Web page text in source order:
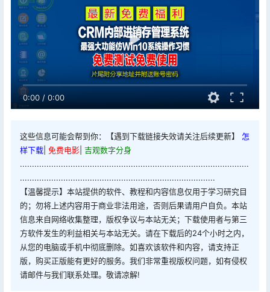
0:00 / 0:00
这些信息可能会帮到你：【遇到下载链接失效请关注后续更新】 怎
样下载 免费电影 吉观数字分身
...............................................................................................
.................................................................................
【温馨提示】本站提供的软件、教程和内容信息仅用于学习研究目
的；勿将上述内容用于商业非法用途，否则后果请用户自负。本站
信息来自网络收集整理，版权争议与本站无关；下载使用者与第三
方软件发生的利益相关与本站无关。请在下载后的24个小时之内，
从您的电脑或手机中彻底删除。如喜欢该软件和内容，请支持正
版，购买正版能有更好的服务。我们非常重视版权问题，如有侵权
请邮件与我们联系处理。敬请凉解!